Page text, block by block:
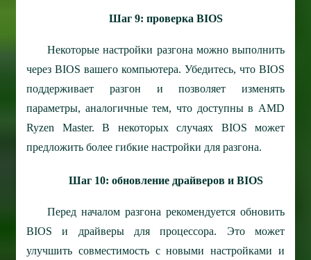
Шаг 9: проверка BIOS
Некоторые настройки разгона можно выполнить
через BIOS вашего компьютера. Убедитесь, что BIOS
поддерживает разгон и позволяет изменять
параметры, аналогичные тем, что доступны в AMD
Ryzen Master. В некоторых случаях BIOS может
предложить более гибкие настройки для разгона.
Шаг 10: обновление драйверов и BIOS
Перед началом разгона рекомендуется обновить
BIOS и драйверы для процессора. Это может
улучшить совместимость с новыми настройками и